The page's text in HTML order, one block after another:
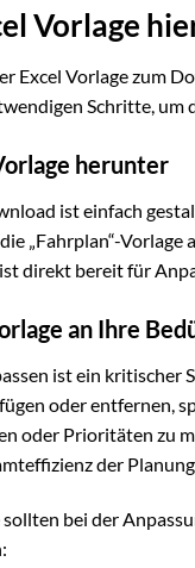
Vorlage
Excel Vorlage zum
Schritte, um
herunter
ist einfach
„Fahrplan“-
direkt bereit für
an Ihre
ist ein
oder entfernen,
oder Prioritäten zu
der
bei der